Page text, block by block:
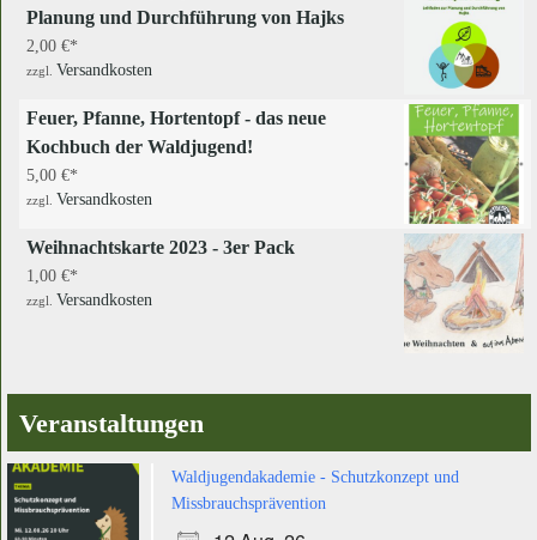
Planung und Durchführung von Hajks
2,00 €
zzgl. Versandkosten
Feuer, Pfanne, Hortentopf - das neue
Kochbuch der Waldjugend!
5,00 €
zzgl. Versandkosten
Weihnachtskarte 2023 - 3er Pack
1,00 €
zzgl. Versandkosten
Veranstaltungen
Waldjugendakademie - Schutzkonzept und
Missbrauchsprävention